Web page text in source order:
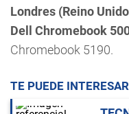
Londres (Reino
Dell Chromebook
Chromebook 5190.
TE PUEDE INTERESAR